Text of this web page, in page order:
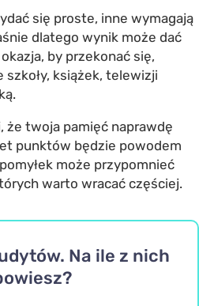
się proste, inne wymagają
dlatego wynik może dać
by przekonać się,
książek, telewizji
że twoja pamięć naprawdę
punktów będzie powodem
może przypomnieć
warto wracać częściej.
Na ile z nich